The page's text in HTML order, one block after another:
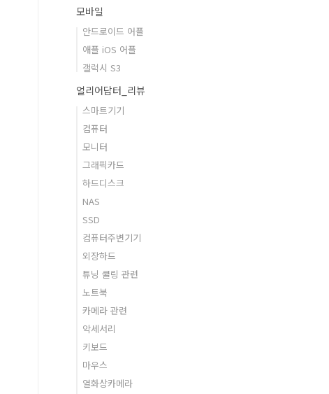
모바일
안드로이드 어플
애플 iOS 어플
갤럭시 S3
얼리어답터_리뷰
스마트기기
컴퓨터
모니터
그래픽카드
하드디스크
NAS
SSD
컴퓨터주변기기
외장하드
튜닝 쿨링 관련
노트북
카메라 관련
악세서리
키보드
마우스
열화상카메라